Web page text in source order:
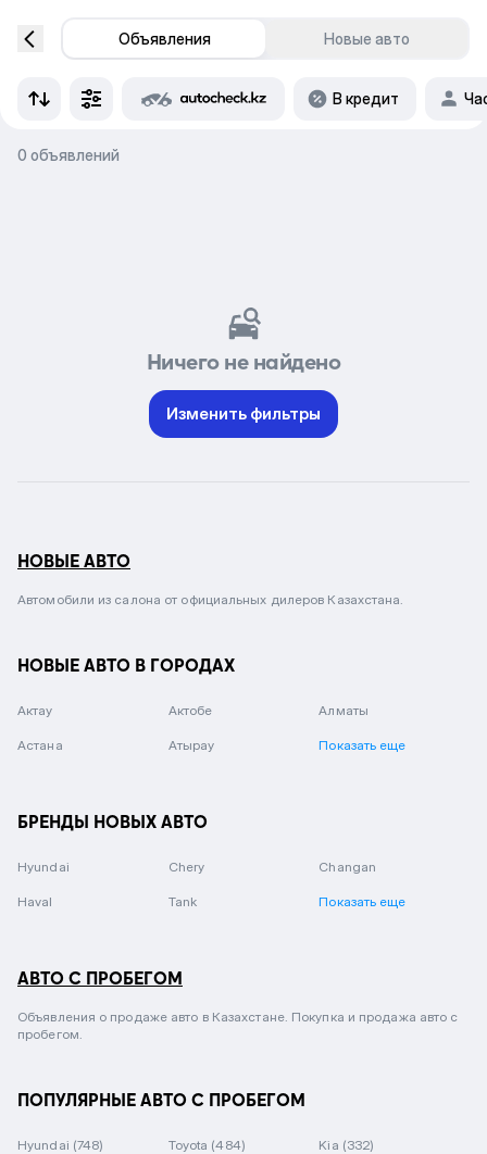
Объявления Новые авто
В кредит
0 объявлений
Ничего не найдено
Изменить фильтры
НОВЫЕ АВТО
Автомобили из салона от официальных дилеров Казахстана.
НОВЫЕ АВТО В ГОРОДАХ
Актау Актобе Алматы
Астана Атырау Показать еще
БРЕНДЫ НОВЫХ АВТО
Hyundai Chery Changan
Haval Tank Показать еще
АВТО С ПРОБЕГОМ
Объявления о продаже авто в Казахстане. Покупка и продажа авто с
пробегом.
ПОПУЛЯРНЫЕ АВТО С ПРОБЕГОМ
Hyundai (748) Toyota (484) Kia (332)